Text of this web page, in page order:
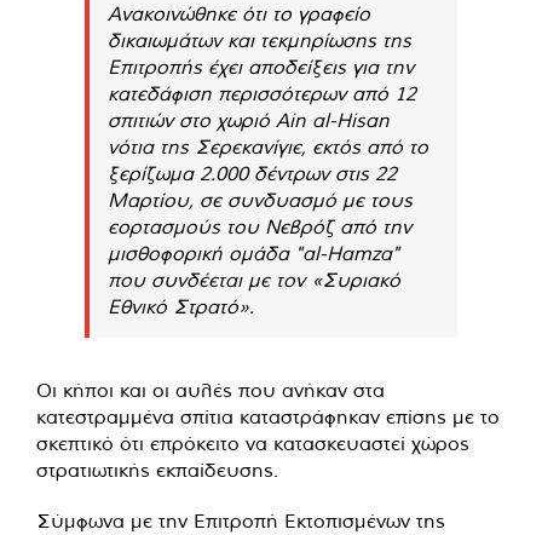
Ανακοινώθηκε ότι το γραφείο
δικαιωμάτων και τεκμηρίωσης της
Επιτροπής έχει αποδείξεις για την
κατεδάφιση περισσότερων από 12
σπιτιών στο χωριό Ain al-Hisan
νότια της Σερεκανίγιε, εκτός από το
ξερίζωμα 2.000 δέντρων στις 22
Μαρτίου, σε συνδυασμό με τους
εορτασμούς του Νεβρόζ από την
μισθοφορική ομάδα "al-Hamza"
που συνδέεται με τον «Συριακό
Εθνικό Στρατό».
Οι κήποι και οι αυλές που ανήκαν στα
κατεστραμμένα σπίτια καταστράφηκαν επίσης με το
σκεπτικό ότι επρόκειτο να κατασκευαστεί χώρος
στρατιωτικής εκπαίδευσης.
Σύμφωνα με την Επιτροπή Εκτοπισμένων της